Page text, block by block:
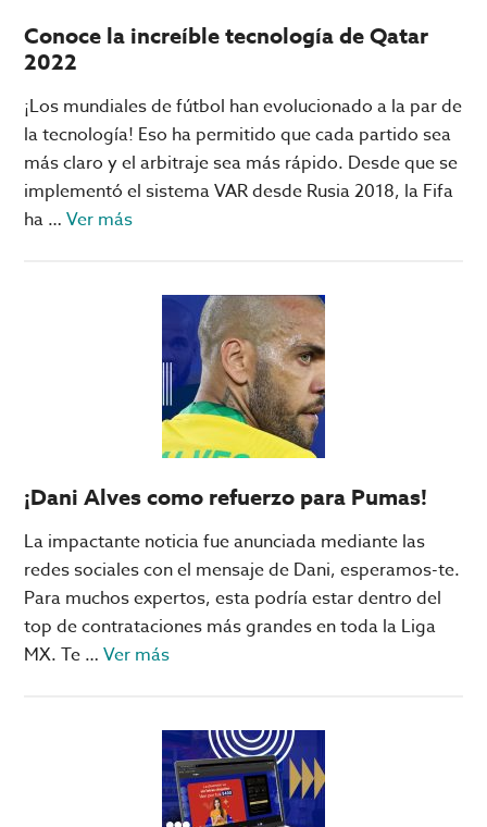
del
en
Qatar
Conoce la increíble tecnología de Qatar
2022
¡Los mundiales de fútbol han evolucionado a la par de
la tecnología! Eso ha permitido que cada partido sea
más claro y el arbitraje sea más rápido. Desde que se
implementó el sistema VAR desde Rusia 2018, la Fifa
ha …Ver másacerca
increíble
tecnología
Qatar
2022
¡Dani Alves como refuerzo para Pumas!
La impactante noticia fue anunciada mediante las
redes sociales con el mensaje de Dani, esperamos-te.
Para muchos expertos, esta podría estar dentro del
top de contrataciones más grandes en toda la Liga
MX. Te …Ver másacerca
Alves
como
refuerzo